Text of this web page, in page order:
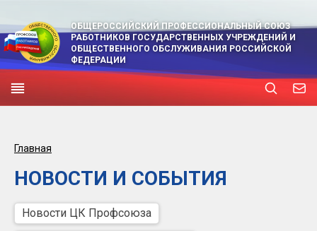
ОБЩЕРОССИЙСКИЙ ПРОФЕССИОНАЛЬНЫЙ СОЮЗ
РАБОТНИКОВ ГОСУДАРСТВЕННЫХ УЧРЕЖДЕНИЙ И
ОБЩЕСТВЕННОГО ОБСЛУЖИВАНИЯ РОССИЙСКОЙ
ФЕДЕРАЦИИ
Главная
НОВОСТИ И СОБЫТИЯ
Новости ЦК Профсоюза